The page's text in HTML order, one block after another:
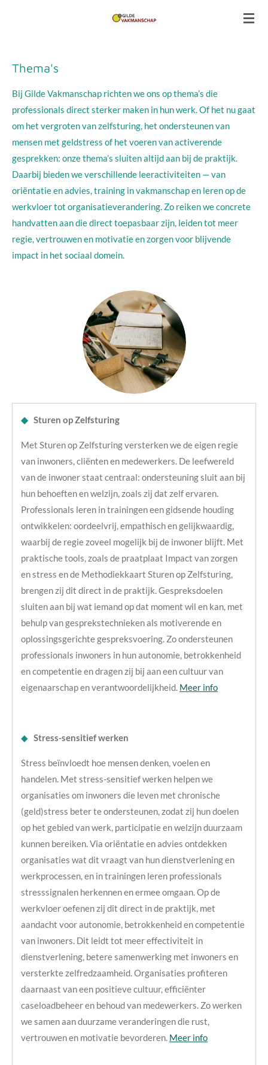
deThema's
Bij Gilde Vakmanschap richten we ons op thema’s die
professionals direct sterker maken in hun werk. Of het nu gaat
om het vergroten van zelfsturing, het ondersteunen van
mensen met geldstress of het voeren van activerende
gesprekken: onze thema’s sluiten altijd aan bij de praktijk.
Daarbij bieden we verschillende leeractiviteiten — van
oriëntatie en advies, training in vakmanschap en leren op de
werkvloer tot organisatieverandering. Zo reiken we concrete
handvatten aan die direct toepasbaar zijn, leiden tot meer
regie, vertrouwen en motivatie en zorgen voor blijvende
impact in het sociaal domein.
◆ Sturen op Zelfsturing
Met Sturen op Zelfsturing versterken we de eigen regie
van inwoners, cliënten en medewerkers. De leefwereld
van de inwoner staat centraal: ondersteuning sluit aan bij
hun behoeften en welzijn, zoals zij dat zelf ervaren.
Professionals leren in trainingen een gidsende houding
ontwikkelen: oordeelvrij, empathisch en gelijkwaardig,
waarbij de regie zoveel mogelijk bij de inwoner blijft. Met
praktische tools, zoals de praatplaat Impact van zorgen
en stress en de Methodiekkaart Sturen op Zelfsturing,
brengen zij dit direct in de praktijk. Gespreksdoelen
sluiten aan bij wat iemand op dat moment wil en kan, met
behulp van gesprekstechnieken als motiverende en
oplossingsgerichte gespreksvoering. Zo ondersteunen
professionals inwoners in hun autonomie, betrokkenheid
en competentie en dragen zij bij aan een cultuur van
eigenaarschap en verantwoordelijkheid. Meer info
◆ Stress-sensitief werken
Stress beïnvloedt hoe mensen denken, voelen en
handelen. Met stress-sensitief werken helpen we
organisaties om inwoners die leven met chronische
(geld)stress beter te ondersteunen, zodat zij hun doelen
op het gebied van werk, participatie en welzijn duurzaam
kunnen bereiken. Via oriëntatie en advies ontdekken
organisaties wat dit vraagt van hun dienstverlening en
werkprocessen, en in trainingen leren professionals
stresssignalen herkennen en ermee omgaan. Op de
werkvloer oefenen zij dit direct in de praktijk, met
aandacht voor autonomie, betrokkenheid en competentie
van inwoners. Dit leidt tot meer effectiviteit in
dienstverlening, betere samenwerking met inwoners en
versterkte zelfredzaamheid. Organisaties profiteren
daarnaast van een positieve cultuur, efficiënter
caseloadbeheer en behoud van medewerkers. Zo werken
we samen aan duurzame veranderingen die rust,
vertrouwen en motivatie bevorderen. Meer info